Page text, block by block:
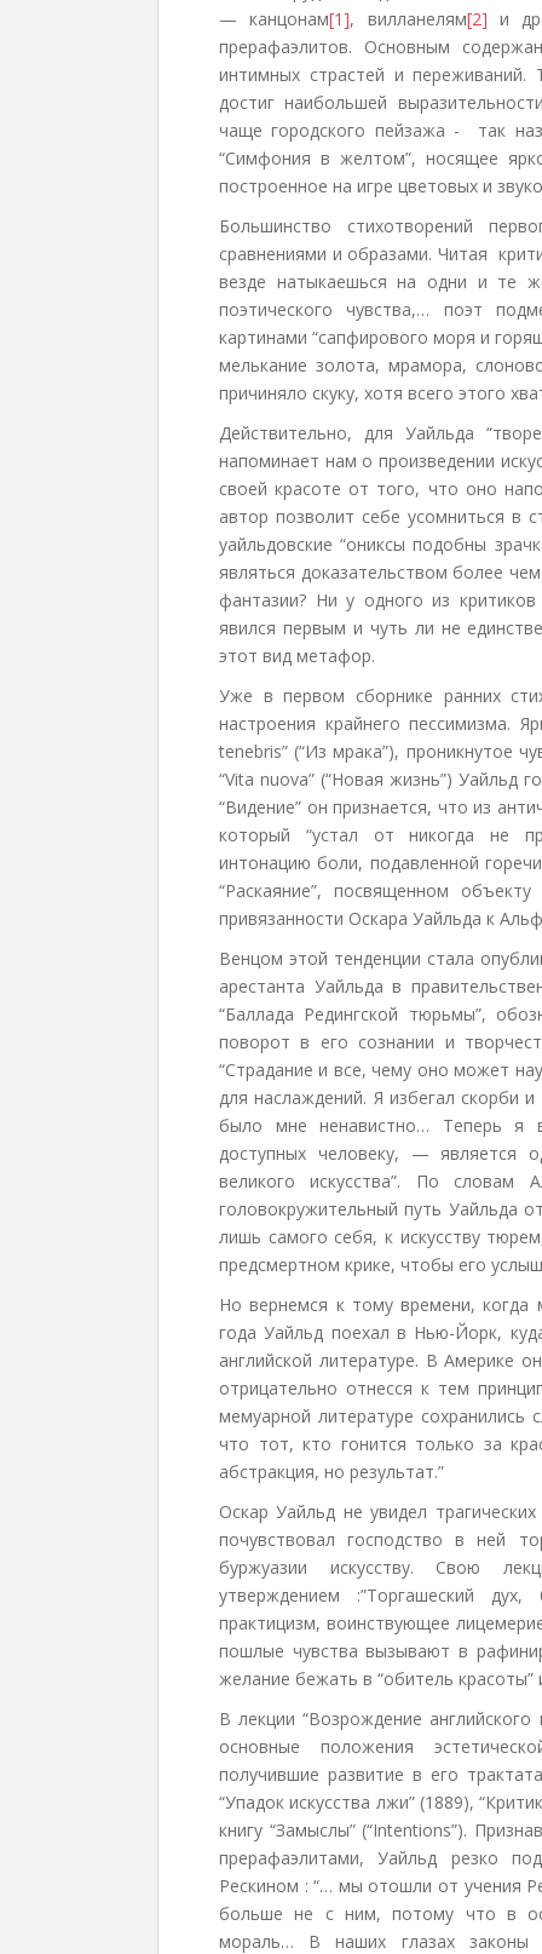
— канцонам[1], вилланелям[2] и
прерафаэлитов. Основным
интимных страстей и
достиг наибольшей
чаще городского пейзажа - так
“Симфония в желтом”, носящее
построенное на игре цветовых и
Большинство стихотворений
сравнениями и образами. Читая
везде натыкаешься на одни и те
поэтического чувства,… поэт
картинами “сапфирового моря и
мелькание золота, мрамора,
причиняло скуку, хотя всего этого
Действительно, для Уайльда
напоминает нам о произведении
своей красоте от того, что оно
автор позволит себе усомниться в
уайльдовские “ониксы подобны
являться доказательством более
фантазии? Ни у одного из
явился первым и чуть ли не
этот вид метафор.
Уже в первом сборнике ранних
настроения крайнего пессимизма.
tenebris” (“Из мрака”), проникнутое
“Vita nuova” (“Новая жизнь”) Уайльд
“Видение” он признается, что из
который “устал от никогда не
интонацию боли, подавленной
“Раскаяние”, посвященном
привязанности Оскара Уайльда к
Венцом этой тенденции стала
арестанта Уайльда в
“Баллада Редингской тюрьмы”,
поворот в его сознании и
“Страдание и все, чему оно может
для наслаждений. Я избегал скорби
было мне ненавистно… Теперь я
доступных человеку, — является
великого искусства”. По
головокружительный путь Уайльда
лишь самого себя, к искусству
предсмертном крике, чтобы его
Но вернемся к тому времени,
года Уайльд поехал в Нью-Йорк,
английской литературе. В Америке
отрицательно отнесся к тем
мемуарной литературе сохранились
что тот, кто гонится только за
абстракция, но результат.”
Оскар Уайльд не увидел
почувствовал господство в ней
буржуазии искусству. Свою
утверждением :”Торгашеский
практицизм, воинствующее
пошлые чувства вызывают в
желание бежать в “обитель красоты”
В лекции “Возрождение
основные положения
получившие развитие в его
“Упадок искусства лжи” (1889),
книгу “Замыслы” (“Intentions”).
прерафаэлитами, Уайльд резко
Рескином : “… мы отошли от учения
больше не с ним, потому что в
мораль… В наших глазах законы